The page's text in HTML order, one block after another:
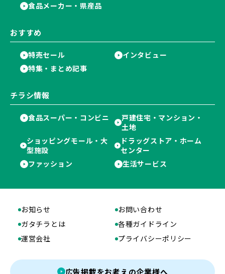
食品メーカー・県産品
おすすめ
特売セール
インタビュー
特集・まとめ記事
チラシ情報
食品スーパー・コンビニ
戸建住宅・マンション・
土地
ショッピングモール・大
型施設
ドラッグストア・ホーム
センター
ファッション
生活サービス
お知らせ
お問い合わせ
ガタチラとは
各種ガイドライン
運営会社
プライバシーポリシー
広告掲載をお考えの企業様へ